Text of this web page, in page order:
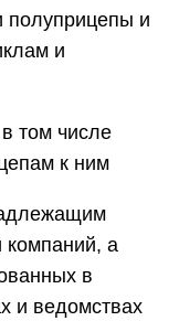
полуприцепы и
и
том числе
к ним
а
в
и ведомствах